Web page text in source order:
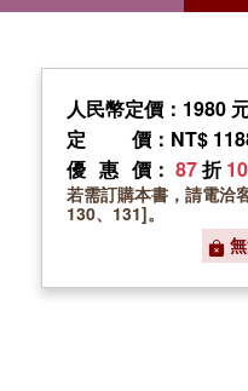
人民幣定價：1980
定價 ：NT$
優惠價 ： 87折
若需訂購本書，請電洽
130、131]。